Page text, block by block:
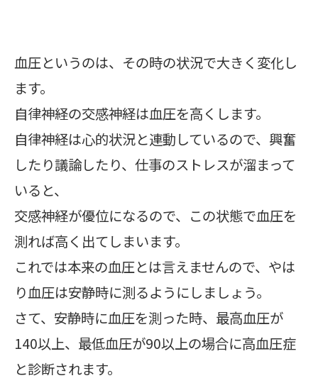
血圧というのは、その時の状況で大きく変化し
ます。
自律神経の交感神経は血圧を高くします。
自律神経は心的状況と連動しているので、興奮
したり議論したり、仕事のストレスが溜まって
いると、
交感神経が優位になるので、この状態で血圧を
測れば高く出てしまいます。
これでは本来の血圧とは言えませんので、やは
り血圧は安静時に測るようにしましょう。
さて、安静時に血圧を測った時、最高血圧が
140以上、最低血圧が90以上の場合に高血圧症
と診断されます。